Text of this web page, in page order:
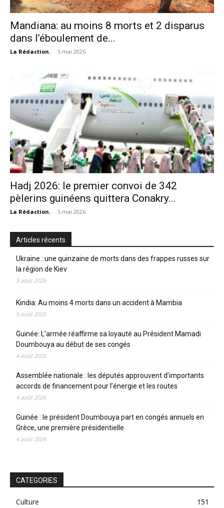
Mandiana: au moins 8 morts et 2 disparus
dans l’éboulement de...
La Rédaction. - 5 mai 2026
Hadj 2026: le premier convoi de 342
pèlerins guinéens quittera Conakry...
La Rédaction. - 5 mai 2026
Articles récents
Ukraine : une quinzaine de morts dans des frappes russes sur
la région de Kiev
5 août 2026
Kindia: Au moins 4 morts dans un accident à Mambia
5 août 2026
Guinée: L’armée réaffirme sa loyauté au Président Mamadi
Doumbouya au début de ses congés
4 août 2026
Assemblée nationale : les députés approuvent d’importants
accords de financement pour l’énergie et les routes
4 août 2026
Guinée : le président Doumbouya part en congés annuels en
Grèce, une première présidentielle
4 août 2026
CATEGORIES
Culture
151